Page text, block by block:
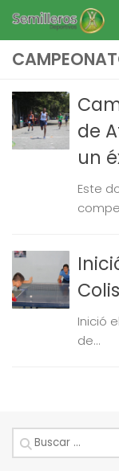
Saltar al
de
un
Este
Inició
de...
Buscar: